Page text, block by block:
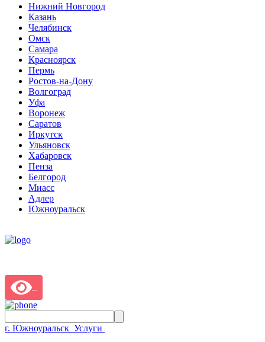
Нижний Новгород
Казань
Челябинск
Омск
Самара
Красноярск
Пермь
Ростов-на-Дону
Волгоград
Уфа
Воронеж
Саратов
Иркутск
Ульяновск
Хабаровск
Пенза
Белгород
Миасс
Адлер
Южноуральск
г. Южноуральск Услуги